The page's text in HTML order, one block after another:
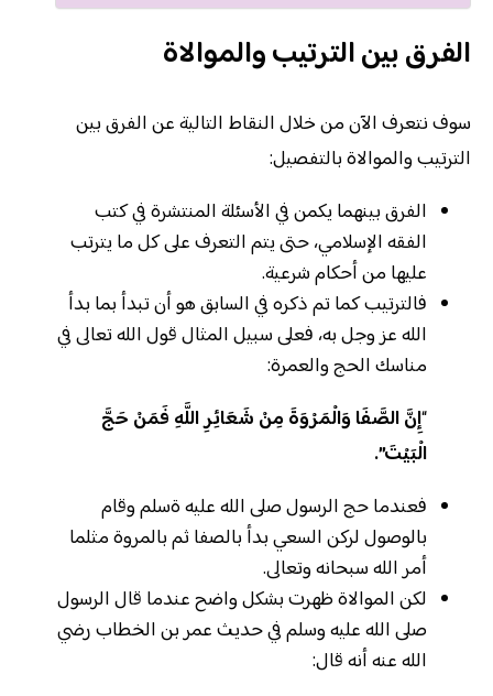
الفرق بين الترتيب والموالاة
سوف نتعرف الآن من خلال النقاط التالية عن الفرق بين
الترتيب والموالاة بالتفصيل:
الفرق بينهما يكمن في الأسئلة المنتشرة في كتب
الفقه الإسلامي، حتى يتم التعرف على كل ما يترتب
عليها من أحكام شرعية.
فالترتيب كما تم ذكره في السابق هو أن تبدأ بما بدأ
الله عز وجل به، فعلى سبيل المثال قول الله تعالى في
مناسك الحج والعمرة:
“إِنَّ الصَّفَا وَالْمَرْوَةَ مِنْ شَعَائِرِ اللَّهِ فَمَنْ حَجَّ
الْبَيْتَ”.
فعندما حج الرسول صلى الله عليه ةسلم وقام
بالوصول لركن السعي بدأ بالصفا ثم بالمروة مثلما
أمر الله سبحانه وتعالى.
لكن الموالاة ظهرت بشكل واضح عندما قال الرسول
صلى الله عليه وسلم في حديث عمر بن الخطاب رضي
الله عنه أنه قال: